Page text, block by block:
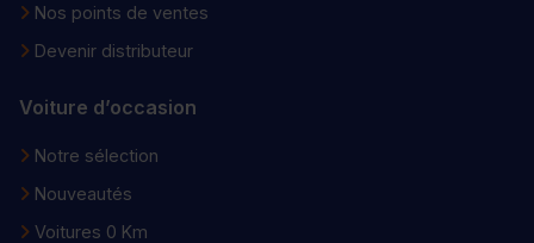
Nos points de ventes
Devenir distributeur
Voiture d’occasion
Notre sélection
Nouveautés
Voitures 0 Km